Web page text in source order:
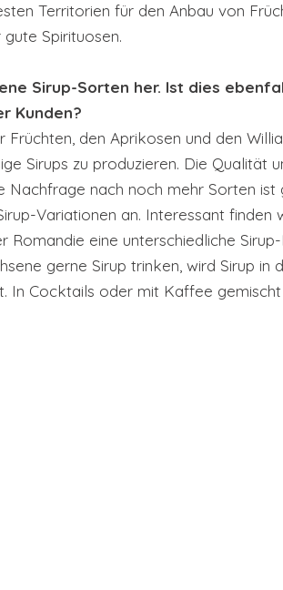
Territorien für den Anbau von
Spirituosen.
Sirup-Sorten her. Ist dies
Kunden?
Früchten, den Aprikosen und den
Sirups zu produzieren. Die Qualität
Nachfrage nach noch mehr Sorten
Variationen an. Interessant finden
Romandie eine unterschiedliche
gerne Sirup trinken, wird Sirup in
In Cocktails oder mit Kaffee